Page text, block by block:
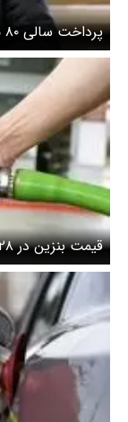
پرداخت سالی ۸۰ میلیارد دلار یارانه سوخت در کشور
قیمت بنزین در ۱۲۸ کشور افزایش یافت + اینفوگرافی